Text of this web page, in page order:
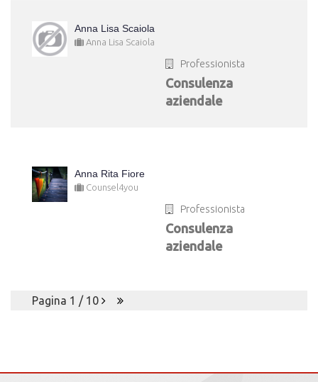
Anna Lisa Scaiola
Anna Lisa Scaiola
Professionista
Consulenza
aziendale
Anna Rita Fiore
Counsel4you
Professionista
Consulenza
aziendale
Pagina 1 / 10